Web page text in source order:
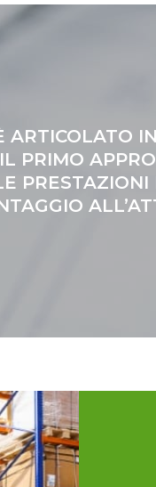
PRIMO